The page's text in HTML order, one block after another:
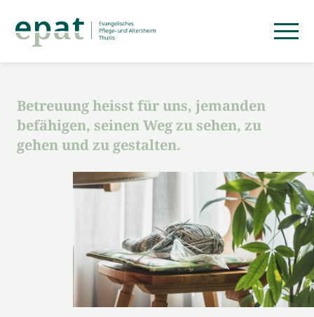
Betreuung heisst für uns, jemanden
befähigen, seinen Weg zu sehen, zu
gehen und zu gestalten.